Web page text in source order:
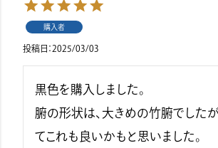
購入者
投稿日 2025/03/03
黒色を購入しました。
腑の形状は、大きめの竹腑でした
てこれも良いかもと思いました。